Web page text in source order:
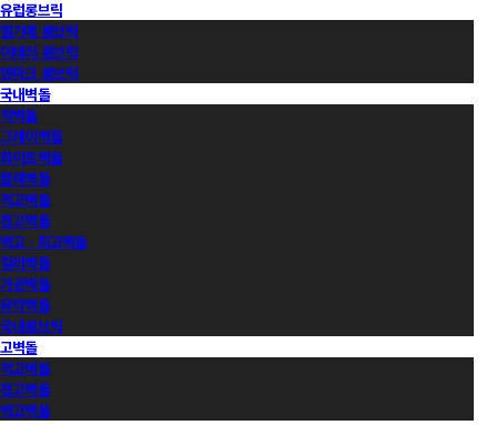
유럽롱브릭
벨기에 롱브릭
이태리 롱브릭
덴마크 롱브릭
국내벽돌
적벽돌
그레이벽돌
화이트벽돌
블랙벽돌
적고벽돌
청고벽돌
백고ㆍ회고벽돌
컬러벽돌
가공벽돌
유약벽돌
국내롱브릭
고벽돌
적고벽돌
청고벽돌
백고벽돌